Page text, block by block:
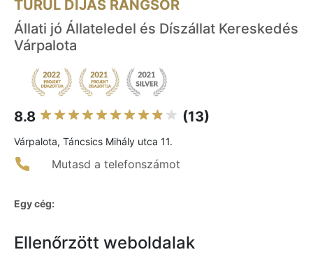
TURUL DÍJAS RANGSOR
Állati jó Állateledel és Díszállat Kereskedés
Várpalota
8.8 (13)
Várpalota, Táncsics Mihály utca 11.
Mutasd a telefonszámot
Egy cég:
Ellenőrzött weboldalak